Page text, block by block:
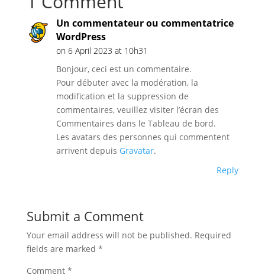
Un commentateur ou commentatrice
WordPress
on 6 April 2023 at 10h31
Bonjour, ceci est un commentaire.
Pour débuter avec la modération, la
modification et la suppression de
commentaires, veuillez visiter l’écran des
Commentaires dans le Tableau de bord.
Les avatars des personnes qui commentent
arrivent depuis Gravatar.
Reply
Submit a Comment
Your email address will not be published. Required
fields are marked *
Comment *